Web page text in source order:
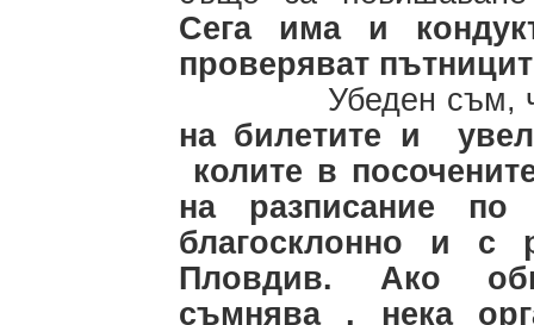
Сега има и
проверяват
Убеден съм,
на билетите и
колите в
на разписание
благосклонно и с
Пловдив. Ако
съмнява , нека